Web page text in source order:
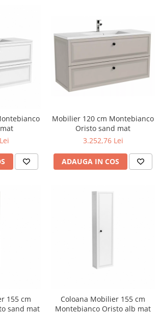
cu dizabilitati
Mobilier 120 cm Montebianco
Oristo sand mat
3.252,76 Lei
ADAUGA IN COS
155 cm
sand mat
Coloana Mobilier 155 cm
Montebianco Oristo alb mat